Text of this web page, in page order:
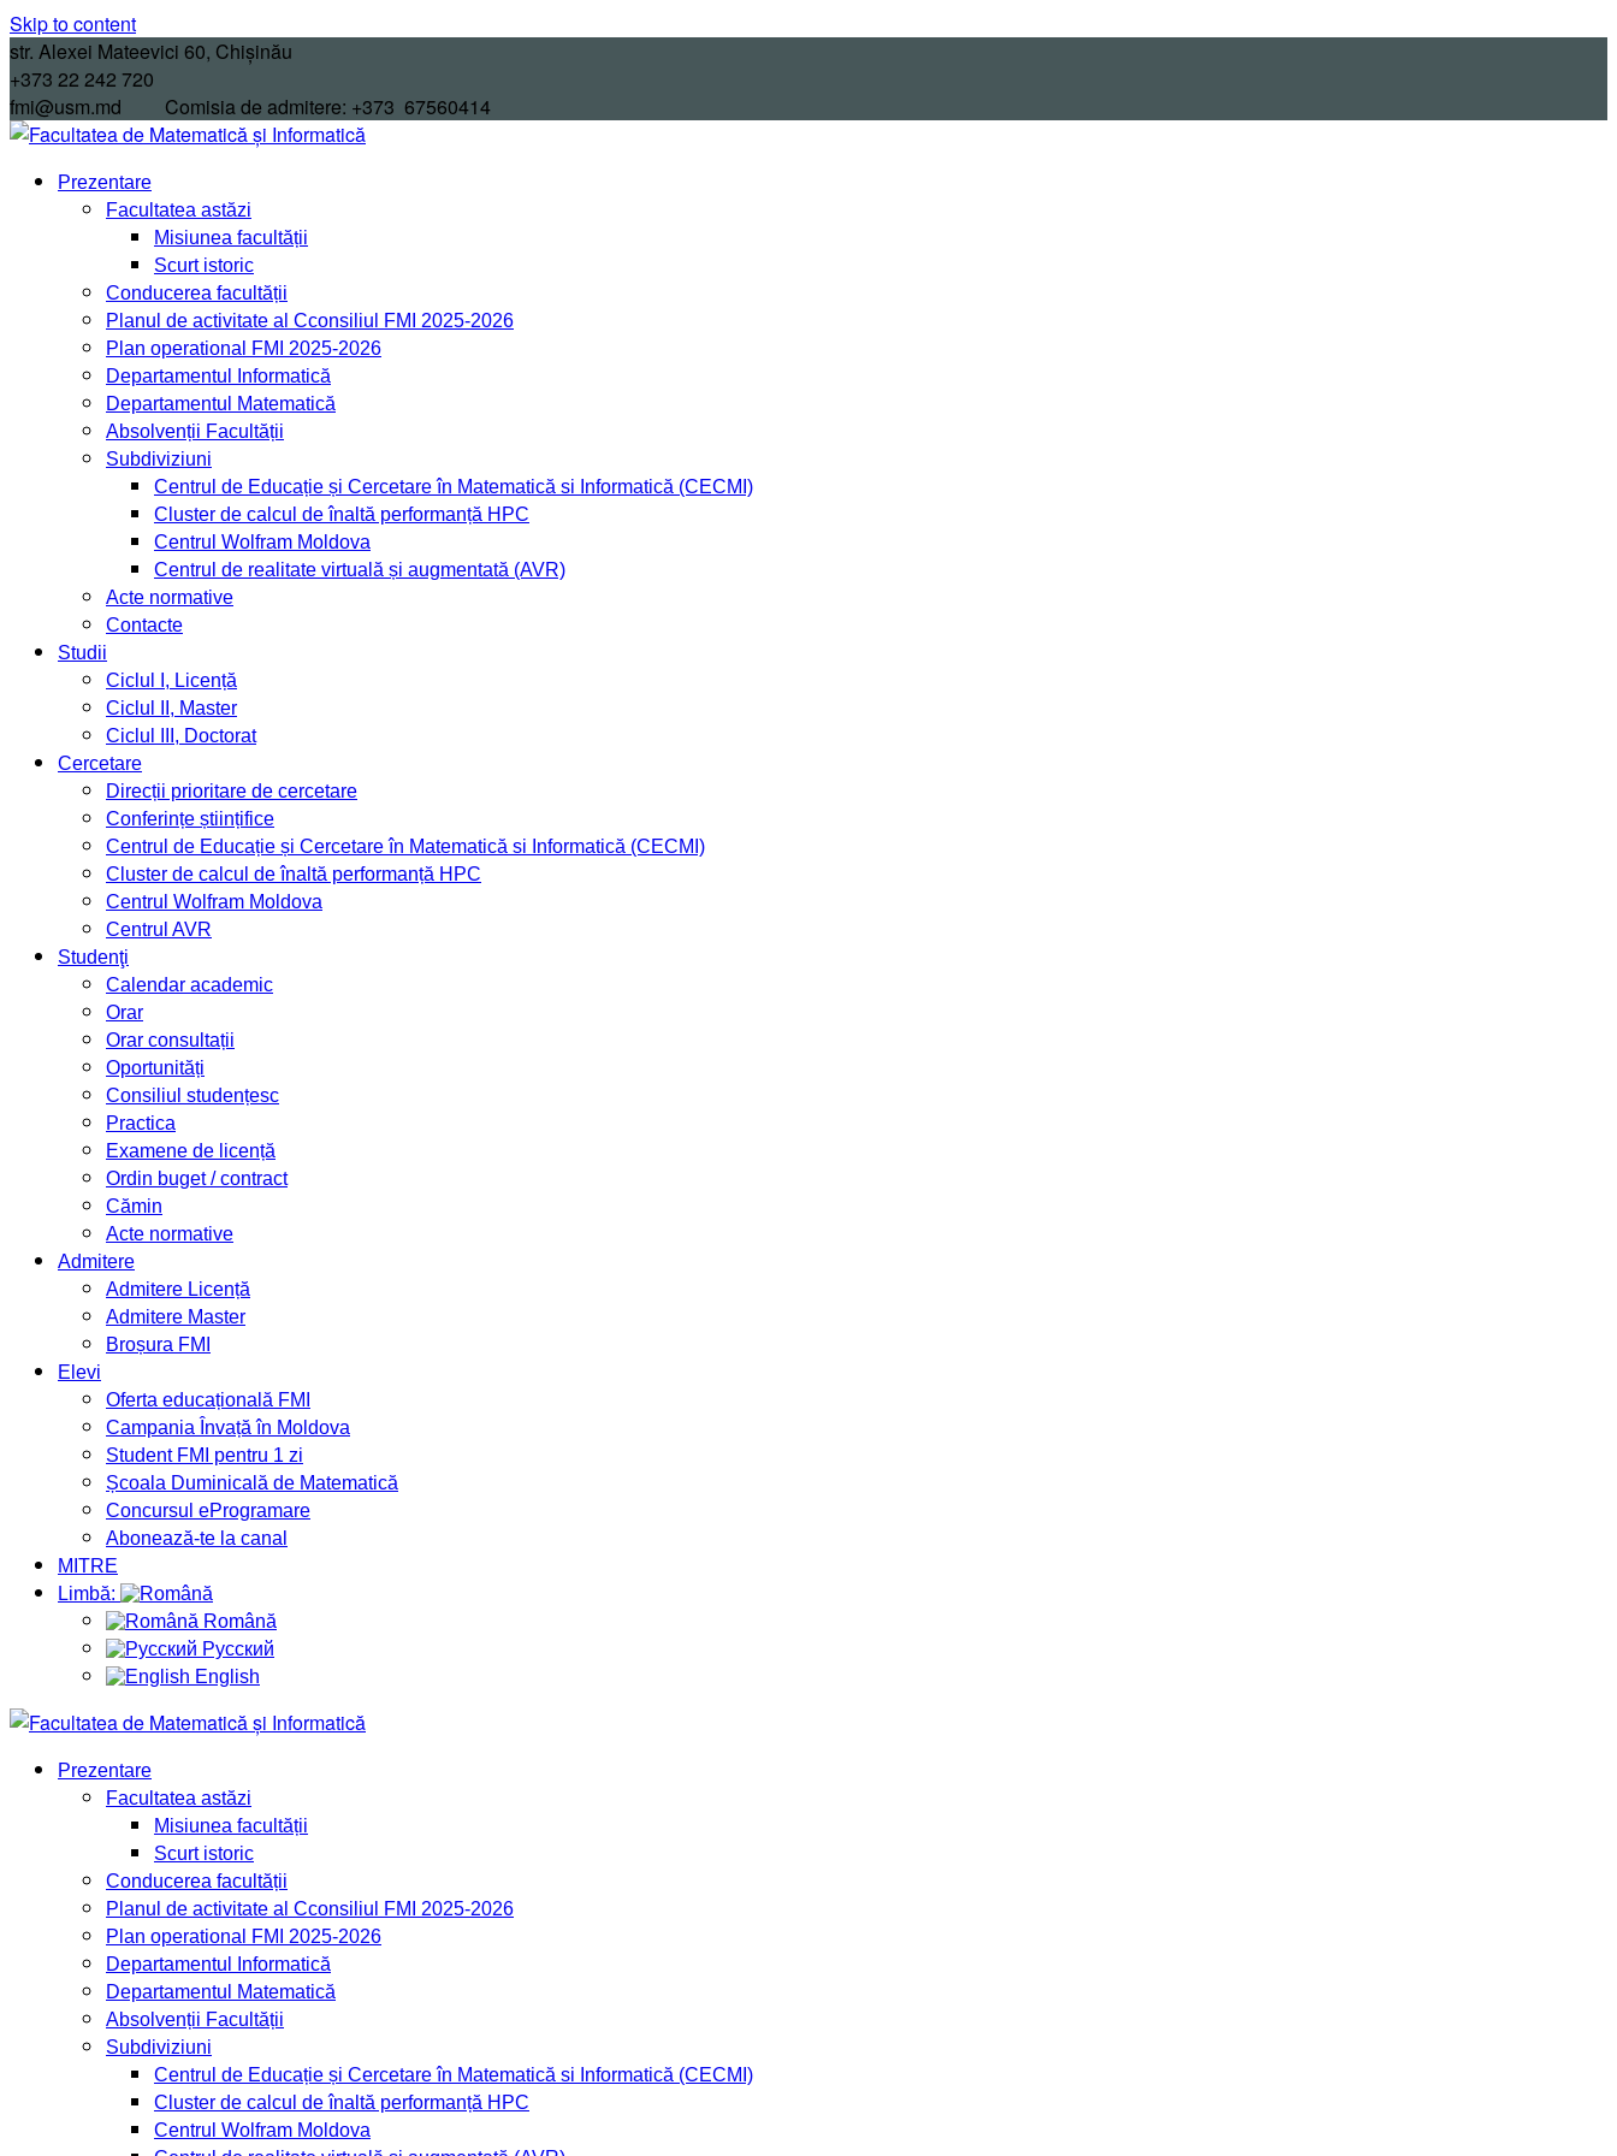
Skip to content
str. Alexei Mateevici 60, Chișinău
+373 22 242 720
fmi@usm.md Comisia de admitere: +373 67560414
Prezentare
Facultatea astăzi
Misiunea facultății
Scurt istoric
Conducerea facultății
Planul de activitate al Cconsiliul FMI 2025-2026
Plan operational FMI 2025-2026
Departamentul Informatică
Departamentul Matematică
Absolvenții Facultății
Subdiviziuni
Centrul de Educație și Cercetare în Matematică si Informatică (CECMI)
Cluster de calcul de înaltă performanță HPC
Centrul Wolfram Moldova
Centrul de realitate virtuală și augmentată (AVR)
Acte normative
Contacte
Studii
Ciclul I, Licență
Ciclul II, Master
Ciclul III, Doctorat
Cercetare
Direcții prioritare de cercetare
Conferințe științifice
Centrul de Educație și Cercetare în Matematică si Informatică (CECMI)
Cluster de calcul de înaltă performanță HPC
Centrul Wolfram Moldova
Centrul AVR
Studenţi
Calendar academic
Orar
Orar consultații
Oportunități
Consiliul studențesc
Practica
Examene de licență
Ordin buget / contract
Cămin
Acte normative
Admitere
Admitere Licență
Admitere Master
Broșura FMI
Elevi
Oferta educațională FMI
Campania Învață în Moldova
Student FMI pentru 1 zi
Școala Duminicală de Matematică
Concursul eProgramare
Abonează-te la canal
MITRE
Limbă:
Română
Русский
English
Prezentare
Facultatea astăzi
Misiunea facultății
Scurt istoric
Conducerea facultății
Planul de activitate al Cconsiliul FMI 2025-2026
Plan operational FMI 2025-2026
Departamentul Informatică
Departamentul Matematică
Absolvenții Facultății
Subdiviziuni
Centrul de Educație și Cercetare în Matematică si Informatică (CECMI)
Cluster de calcul de înaltă performanță HPC
Centrul Wolfram Moldova